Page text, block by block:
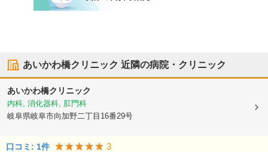
あいかわ橋クリニック 近隣の病院・クリニック
あいかわ橋クリニック
内科, 消化器科, 肛門科
岐阜県岐阜市向加野二丁目16番29号
口コミ: 1件 3